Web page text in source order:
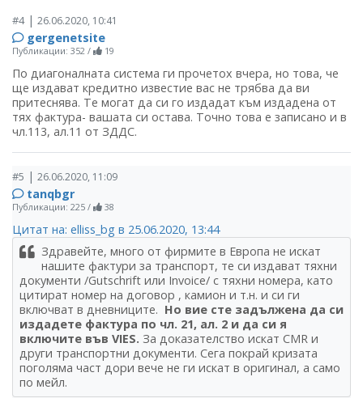
#4| 26.06.2020, 10:41
gergenetsite
Публикации: 352 / 19
По диагоналната система ги прочетох вчера, но това, че
ще издават кредитно известие вас не трябва да ви
притеснява. Те могат да си го издадат към издадена от
тях фактура- вашата си остава. Точно това е записано и в
чл.113, ал.11 от ЗДДС.
#5 | 26.06.2020, 11:09
tanqbgr
Публикации: 225 / 38
Цитат на: elliss_bg в 25.06.2020, 13:44
Здравейте, много от фирмите в Европа не искат
нашите фактури за транспорт, те си издават тяхни
документи /Gutschrift или Invoice/ с тяхни номера, като
цитират номер на договор , камион и т.н. и си ги
включват в дневниците. Но вие сте задължена да си
издадете фактура по чл. 21, ал. 2 и да си я
включите във VIES. За доказателство искат CMR и
други транспортни документи. Сега покрай кризата
поголяма част дори вече не ги искат в оригинал, а само
по мейл.